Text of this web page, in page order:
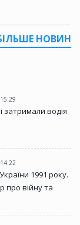
НОВИН
затримали водія
1991 року.
про війну та